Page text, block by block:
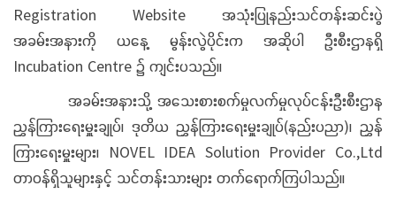
Registration Website အသုံးပြုနည်းသင်တန်းဆင်းပွဲ
အခမ်းအနားကို ယနေ့ မွန်းလွဲပိုင်းက အဆိုပါ ဦးစီးဌာနရှိ
Incubation Centre ၌ ကျင်းပသည်။
အခမ်းအနားသို့ အသေးစားစက်မှုလက်မှုလုပ်ငန်းဦးစီးဌာန
ညွှန်ကြားရေးမှူးချုပ်၊ ဒုတိယ ညွှန်ကြားရေးမှူးချုပ်(နည်းပညာ)၊ ညွှန်
ကြားရေးမှူးများ၊ NOVEL IDEA Solution Provider Co.,Ltd
တာဝန်ရှိသူများနှင့် သင်တန်းသားများ တက်ရောက်ကြပါသည်။